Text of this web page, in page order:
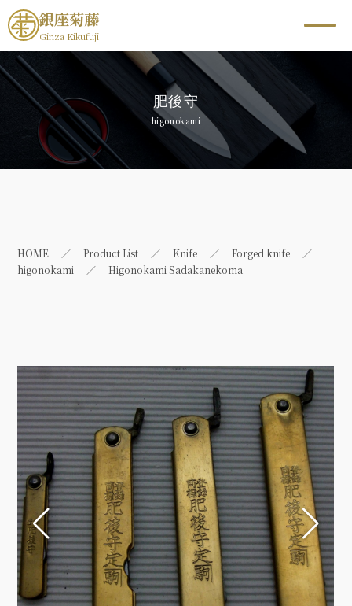
銀座菊藤
Ginza Kikufuji
肥後守
higonokami
HOME Product List Knife
Forged knife
higonokami
Higonokami Sadakanekoma